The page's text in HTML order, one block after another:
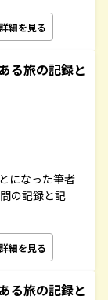
詳細を見る
る旅の記録と
になった筆者
の記録と記
詳細を見る
る旅の記録と